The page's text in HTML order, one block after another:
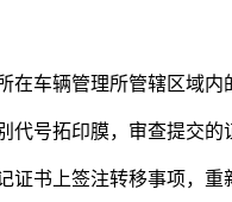
在车辆管理所管辖区域
代号拓印膜，审查提交
证书上签注转移事项，重